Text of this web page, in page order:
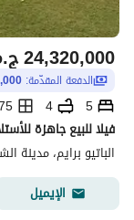
24,320,000
الدفعة المقدّمة:
5
4
275
الباتيو برايم، مدينة
الإيميل